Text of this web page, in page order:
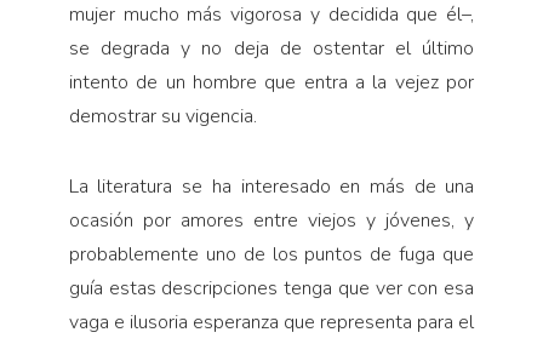
mujer mucho más vigorosa y decidida que él–,
se degrada y no deja de ostentar el último
intento de un hombre que entra a la vejez por
demostrar su vigencia.
La literatura se ha interesado en más de una
ocasión por amores entre viejos y jóvenes, y
probablemente uno de los puntos de fuga que
guía estas descripciones tenga que ver con esa
vaga e ilusoria esperanza que representa para el